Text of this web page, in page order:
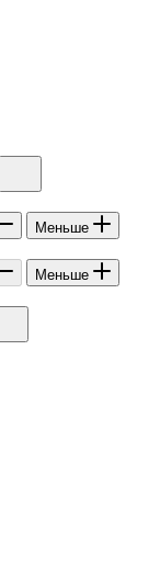
Меньше
Меньше